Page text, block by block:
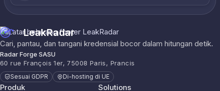
LeakRadar
Cari, pantau, dan tangani kredensial bocor dalam hitungan detik.
Radar Forge SASU
60 rue François 1er, 75008 Paris, Prancis
Sesuai GDPR Di-hosting di UE
Produk Solutions